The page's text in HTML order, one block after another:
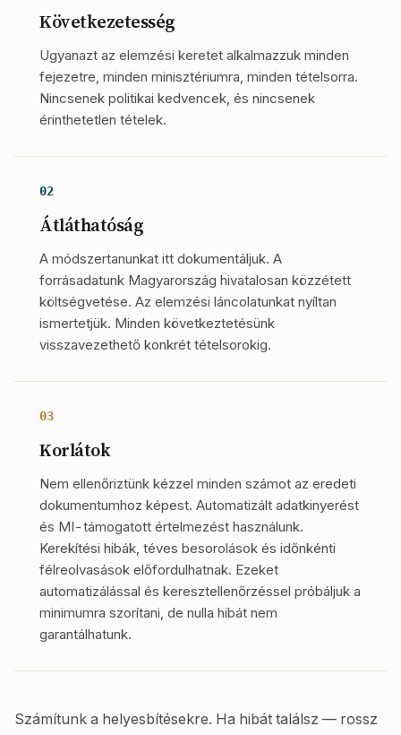
Következetesség
Ugyanazt az elemzési keretet alkalmazzuk minden
fejezetre, minden minisztériumra, minden tételsorra.
Nincsenek politikai kedvencek, és nincsenek
érinthetetlen tételek.
02
Átláthatóság
A módszertanunkat itt dokumentáljuk. A
forrásadatunk Magyarország hivatalosan közzétett
költségvetése. Az elemzési láncolatunkat nyíltan
ismertetjük. Minden következtetésünk
visszavezethető konkrét tételsorokig.
03
Korlátok
Nem ellenőriztünk kézzel minden számot az eredeti
dokumentumhoz képest. Automatizált adatkinyerést
és MI-támogatott értelmezést használunk.
Kerekítési hibák, téves besorolások és időnkénti
félreolvasások előfordulhatnak. Ezeket
automatizálással és keresztellenőrzéssel próbáljuk a
minimumra szorítani, de nulla hibát nem
garantálhatunk.
Számítunk a helyesbítésekre. Ha hibát találsz — rossz